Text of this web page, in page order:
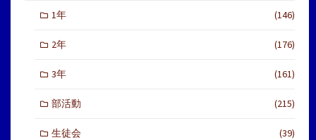
1年 (146)
2年 (176)
3年 (161)
部活動 (215)
生徒会 (39)